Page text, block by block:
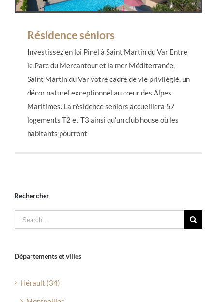
Résidence séniors
Résidence séniors
Investissez en loi Pinel à Saint Martin du Var Entre
le Parc du Mercantour et la mer Méditerranée,
Saint Martin du Var votre cadre de vie privilégié, un
décor naturel exceptionnel au cœur des Alpes
Maritimes. La résidence seniors accueillera 57
logements T2 et T3 ainsi qu'un club house où les
habitants pourront
Rechercher
Départements et villes
Hérault (34)